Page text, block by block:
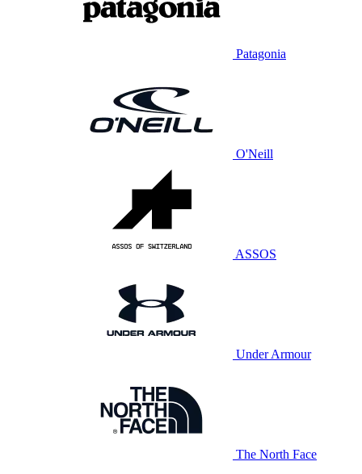
Patagonia
O'Neill
ASSOS
Under Armour
The North Face